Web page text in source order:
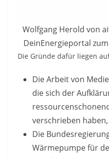
Wolfgang Herold von
DeinEnergieportal
Die Gründe dafür liegen
Die Arbeit von
die sich der
verschrieben
Die
Wärmepumpe für